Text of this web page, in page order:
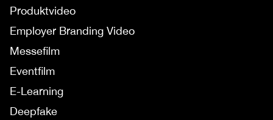
Produktvideo
Employer Branding Video
Messefilm
Eventfilm
E-Learning
Deepfake